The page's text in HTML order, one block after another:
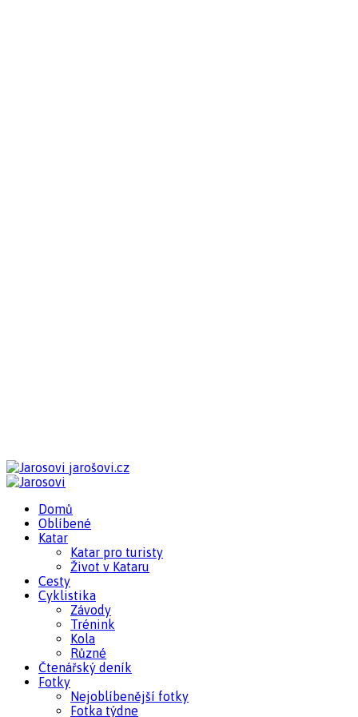
jarošovi.cz
Domů
Oblíbené
Katar
Katar pro turisty
Život v Kataru
Cesty
Cyklistika
Závody
Trénink
Kola
Různé
Čtenářský deník
Fotky
Nejoblíbenější fotky
Fotka týdne